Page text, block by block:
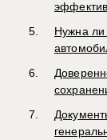
Нужна ли